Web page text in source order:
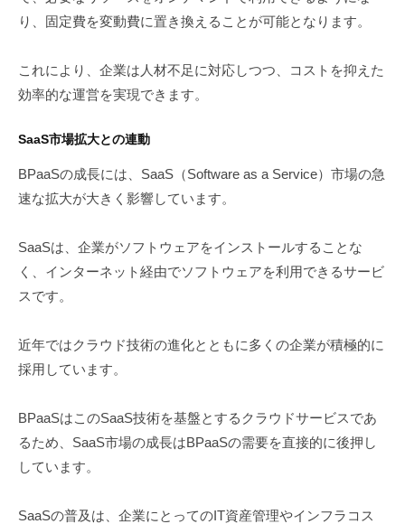
り、固定費を変動費に置き換えることが可能となります。
これにより、企業は人材不足に対応しつつ、コストを抑えた
効率的な運営を実現できます。
SaaS市場拡大との連動
BPaaSの成長には、SaaS（Software as a Service）市場の急
速な拡大が大きく影響しています。
SaaSは、企業がソフトウェアをインストールすることな
く、インターネット経由でソフトウェアを利用できるサービ
スです。
近年ではクラウド技術の進化とともに多くの企業が積極的に
採用しています。
BPaaSはこのSaaS技術を基盤とするクラウドサービスであ
るため、SaaS市場の成長はBPaaSの需要を直接的に後押し
しています。
SaaSの普及は、企業にとってのIT資産管理やインフラコス